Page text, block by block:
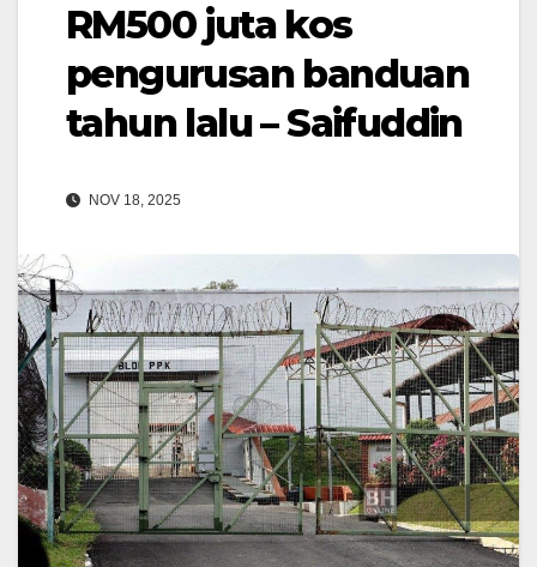
RM500 juta kos
pengurusan banduan
tahun lalu – Saifuddin
NOV 18, 2025